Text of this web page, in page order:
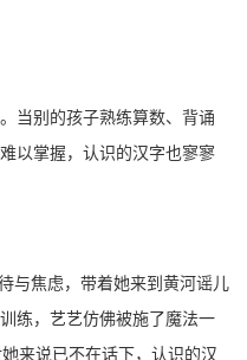
当别的孩子熟练算数、背诵
以掌握，认识的汉字也寥寥
与焦虑，带着她来到黄河谣儿
练，艺艺仿佛被施了魔法一
来说已不在话下，认识的汉